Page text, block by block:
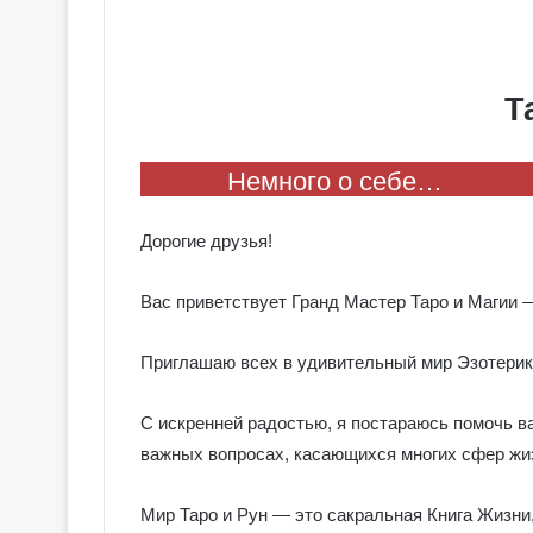
Немного о себе…
Дорогие друзья!
Вас приветствует Гранд Мастер Таро и Магии
Приглашаю всех в удивительный мир
С искренней радостью, я постараюсь помочь
важных вопросах, касающихся многих сфер
Мир Таро и Рун — это сакральная Книга